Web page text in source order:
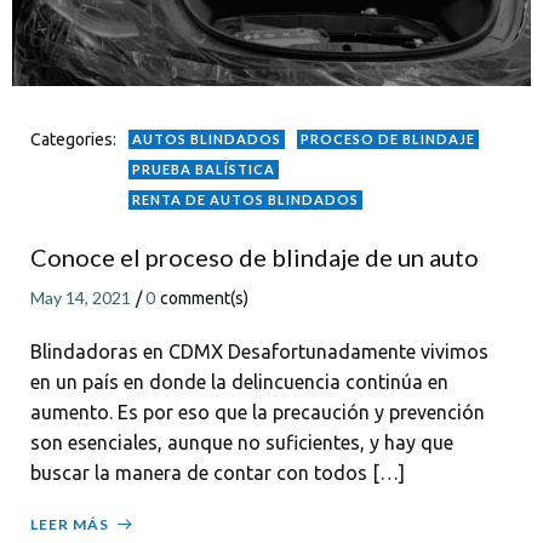
Categories: AUTOS BLINDADOS
PROCESO DE BLINDAJE
PRUEBA BALÍSTICA
RENTA DE AUTOS BLINDADOS
Conoce el proceso de blindaje de un auto
May 14, 2021 /0 comment(s)
Blindadoras en CDMX Desafortunadamente vivimos
en un país en donde la delincuencia continúa en
aumento. Es por eso que la precaución y prevención
son esenciales, aunque no suficientes, y hay que
buscar la manera de contar con todos […]
LEER MÁS